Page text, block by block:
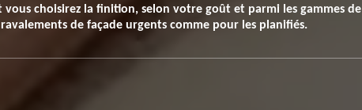
choisirez la finition, selon votre goût et parmi les gammes de
de façade urgents comme pour les planifiés.